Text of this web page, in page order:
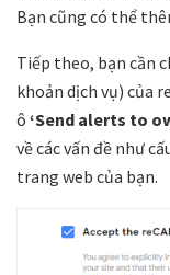
Bạn cũng có thể
Tiếp theo, bạn cần
khoản dịch vụ) của
ô ‘Send alerts to
về các vấn đề như
trang web của bạn.